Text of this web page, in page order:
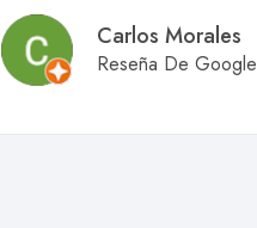
Carlos Morales
Reseña De Google